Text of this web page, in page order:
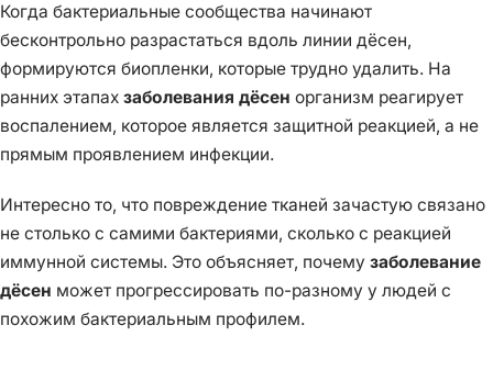
Когда бактериальные сообщества начинают
бесконтрольно разрастаться вдоль линии дёсен,
формируются биопленки, которые трудно удалить. На
ранних этапах заболевания дёсен организм реагирует
воспалением, которое является защитной реакцией, а не
прямым проявлением инфекции.
Интересно то, что повреждение тканей зачастую связано
не столько с самими бактериями, сколько с реакцией
иммунной системы. Это объясняет, почему заболевание
дёсен может прогрессировать по-разному у людей с
похожим бактериальным профилем.